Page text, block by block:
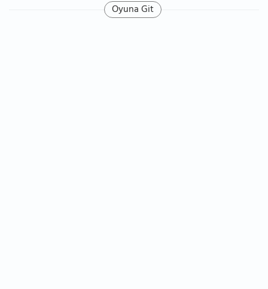
Oyuna Git